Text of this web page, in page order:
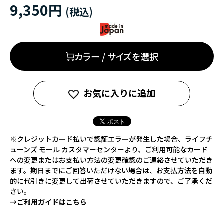
9,350円
カラー / サイズを選択
お気に入りに追加
※クレジットカード払いで認証エラーが発生した場合、ライフチ
ューンズ モール カスタマーセンターより、ご利用可能なカード
への変更またはお支払い方法の変更確認のご連絡させていただき
ます。期日までにご回答いただけない場合は、お支払方法を自動
的に代引きに変更して出荷させていただきますので、ご了承くだ
さい。
→ご利用ガイドはこちら